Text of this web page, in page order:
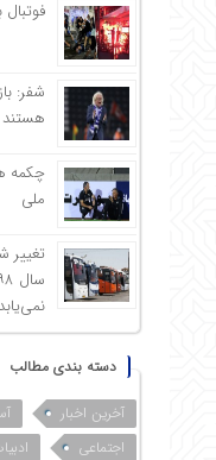
شفر:
هستند
چکمه
ملی
تغییر
نمی‌یابد
دسته بندی مطالب
آخرین اخبار
اجتماعی